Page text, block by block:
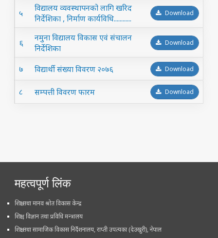
५
विद्यालय व्यवस्थापनको लागि खरिद
निर्देशिका , निर्माण कार्यविधि............
Download
६
नमुना विद्यालय विकास एवं संचालन
निर्देशिका
Download
७­ विद्यार्थी संख्या विवरण २०७६ Download
८ सम्पत्ती विवरण फारम Download
महत्वपूर्ण लिंक
शिक्षा तथा मानव श्रोत विकास केन्द्र
शिक्षा , विज्ञान तथा प्रविधि मन्त्रालय
शिक्षा तथा सामाजिक विकास निर्देशनालय, राप्ती उपत्यका (देउखुरी), नेपाल